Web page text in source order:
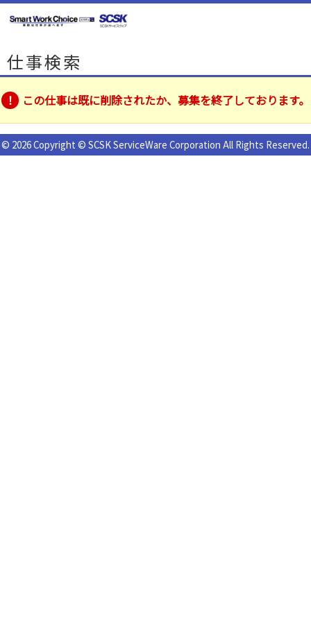
仕事検索
この仕事は既に削除されたか、募集を終了しております。
© 2026 Copyright © SCSK ServiceWare Corporation All Rights Reserved.